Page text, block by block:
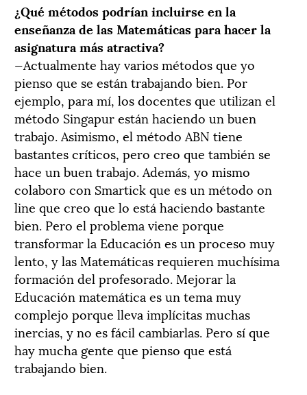
¿Qué métodos podrían incluirse en la
enseñanza de las Matemáticas para hacer la
asignatura más atractiva?
—Actualmente hay varios métodos que yo
pienso que se están trabajando bien. Por
ejemplo, para mí, los docentes que utilizan el
método Singapur están haciendo un buen
trabajo. Asimismo, el método ABN tiene
bastantes críticos, pero creo que también se
hace un buen trabajo. Además, yo mismo
colaboro con Smartick que es un método on
line que creo que lo está haciendo bastante
bien. Pero el problema viene porque
transformar la Educación es un proceso muy
lento, y las Matemáticas requieren muchísima
formación del profesorado. Mejorar la
Educación matemática es un tema muy
complejo porque lleva implícitas muchas
inercias, y no es fácil cambiarlas. Pero sí que
hay mucha gente que pienso que está
trabajando bien.